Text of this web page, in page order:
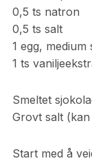
0,5 ts natron
0,5 ts salt
1 egg, medium
1 ts
Smeltet
Grovt salt
Start med å